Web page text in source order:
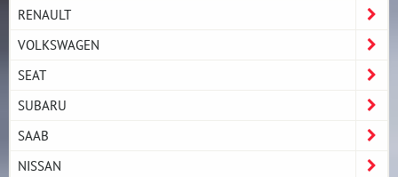
RENAULT
VOLKSWAGEN
SEAT
SUBARU
SAAB
NISSAN